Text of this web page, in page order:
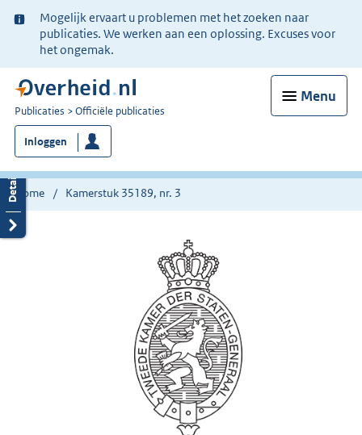
Ter
informatie:
Mogelijk ervaart u problemen met het zoeken naar
publicaties. We werken aan een oplossing. Excuses voor
het ongemak.
Menu
U
bent
nu
hier:
Publicaties Officiële publicaties
Inloggen
Home Kamerstuk 35189, nr. 3